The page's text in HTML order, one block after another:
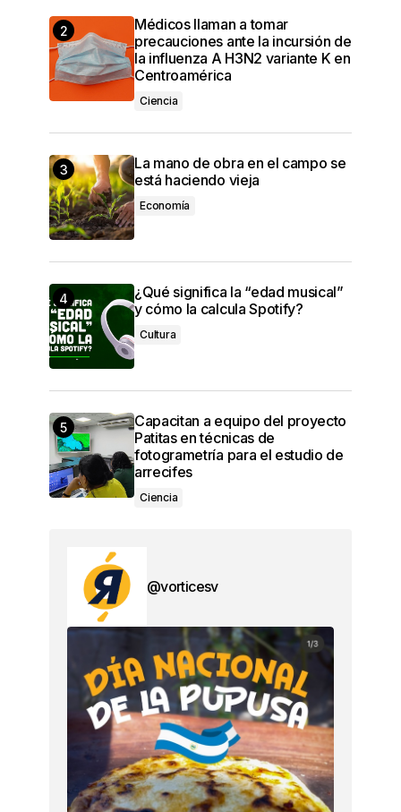
Médicos llaman a tomar
precauciones ante la incursión de
la influenza A H3N2 variante K en
Centroamérica
Ciencia
La mano de obra en el campo se
está haciendo vieja
Economía
¿Qué significa la “edad musical”
y cómo la calcula Spotify?
Cultura
Capacitan a equipo del proyecto
Patitas en técnicas de
fotogrametría para el estudio de
arrecifes
Ciencia
@vorticesv